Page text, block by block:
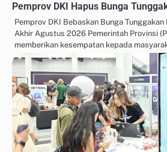
Pemprov DKI Hapus Bunga
Pemprov DKI Bebaskan Bunga
Akhir Agustus 2026 Pemerintah Provinsi
memberikan kesempatan kepada